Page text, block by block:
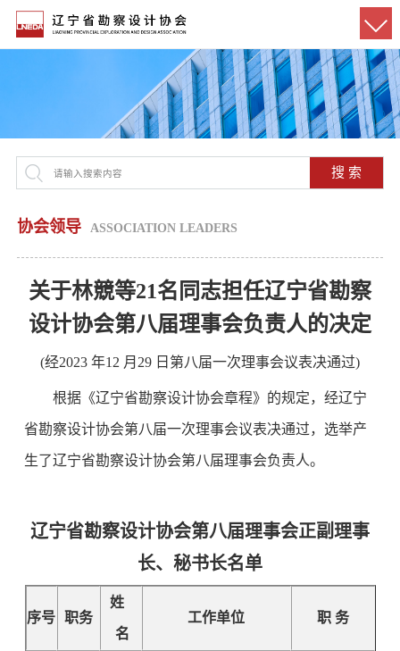
搜 索
协会领导 ASSOCIATION LEADERS
关于林競等21名同志担任辽宁省勘察
设计协会第八届理事会负责人的决定
(经2023 年12 月29 日第八届一次理事会议表决通过)
根据《辽宁省勘察设计协会章程》的规定，经辽宁
省勘察设计协会第八届一次理事会议表决通过，选举产
生了辽宁省勘察设计协会第八届理事会负责人。
辽宁省勘察设计协会第八届理事会正副理事
长、秘书长名单
序号 职务
姓
名
工作单位 职 务